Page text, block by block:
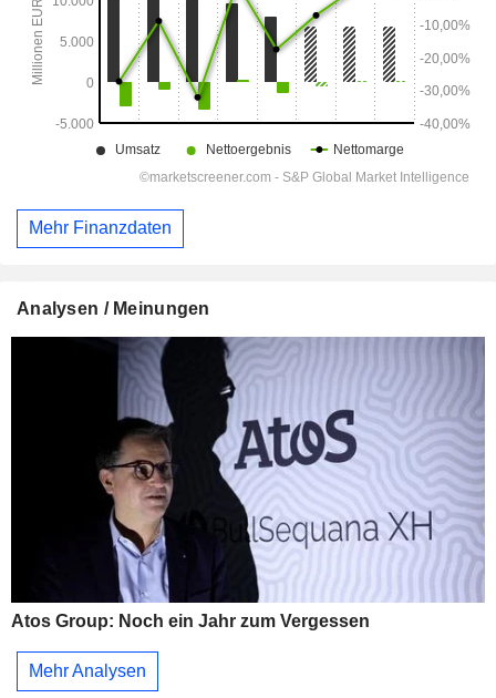
Mehr Finanzdaten
Analysen / Meinungen
Atos Group: Noch ein Jahr zum Vergessen
Mehr Analysen